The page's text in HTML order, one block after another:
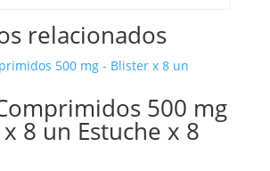
relacionados
500 mg
8 un Estuche x 8